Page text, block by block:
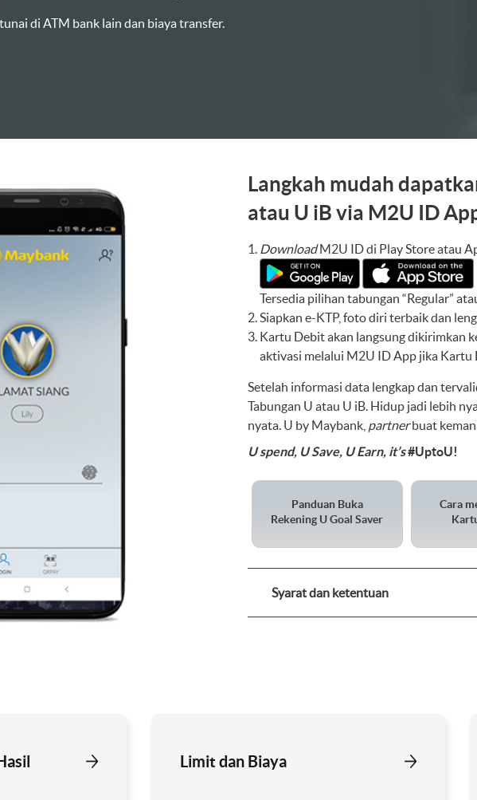
1 bulan dengan jaga saldo sebelum transaksi min. Rp500 ribu
Langkah mudah
atau U iB via M2U ID
DownloadM2U ID di Play Store atau
Tersedia pilihan tabungan “Regular”
Siapkan e-KTP, foto diri terbaik dan
Kartu Debit akan langsung dikirimkan
aktivasi melalui M2U ID App jika Kartu
Setelah informasi data lengkap dan
Tabungan U atau U iB. Hidup jadi lebih
nyata. U by Maybank, partnerbuat
U spend, U Save, U Earn, it’s#UptoU!
Panduan Buka
Rekening U Goal Saver
Cara
Syarat dan ketentuan
Limit dan Biaya